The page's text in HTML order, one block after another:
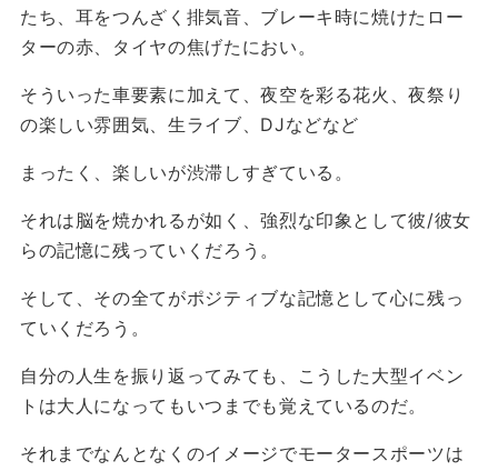
たち、耳をつんざく排気音、ブレーキ時に焼けたロー
ターの赤、タイヤの焦げたにおい。
そういった車要素に加えて、夜空を彩る花火、夜祭り
の楽しい雰囲気、生ライブ、DJなどなど
まったく、楽しいが渋滞しすぎている。
それは脳を焼かれるが如く、強烈な印象として彼/彼女
らの記憶に残っていくだろう。
そして、その全てがポジティブな記憶として心に残っ
ていくだろう。
自分の人生を振り返ってみても、こうした大型イベン
トは大人になってもいつまでも覚えているのだ。
それまでなんとなくのイメージでモータースポーツは